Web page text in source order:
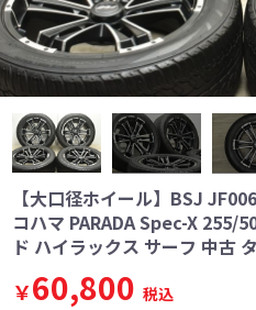
【大口径ホイール】BSJ
コハマ PARADA Spec-X 255/
ド ハイラックス サーフ 中古
￥60,800 税込